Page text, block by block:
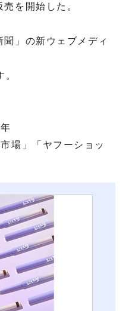
を開始した。
」の新ウェブメディ
」「ヤフーショッ